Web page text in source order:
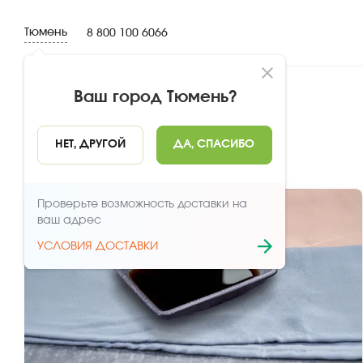
Тюмень
Ваш город Тюмень?
НЕТ, ДРУГОЙ ДА, СПАСИБО
Проверьте возможность доставки на
ваш адрес
УСЛОВИЯ ДОСТАВКИ
8 800 100 6066
Дополнительно